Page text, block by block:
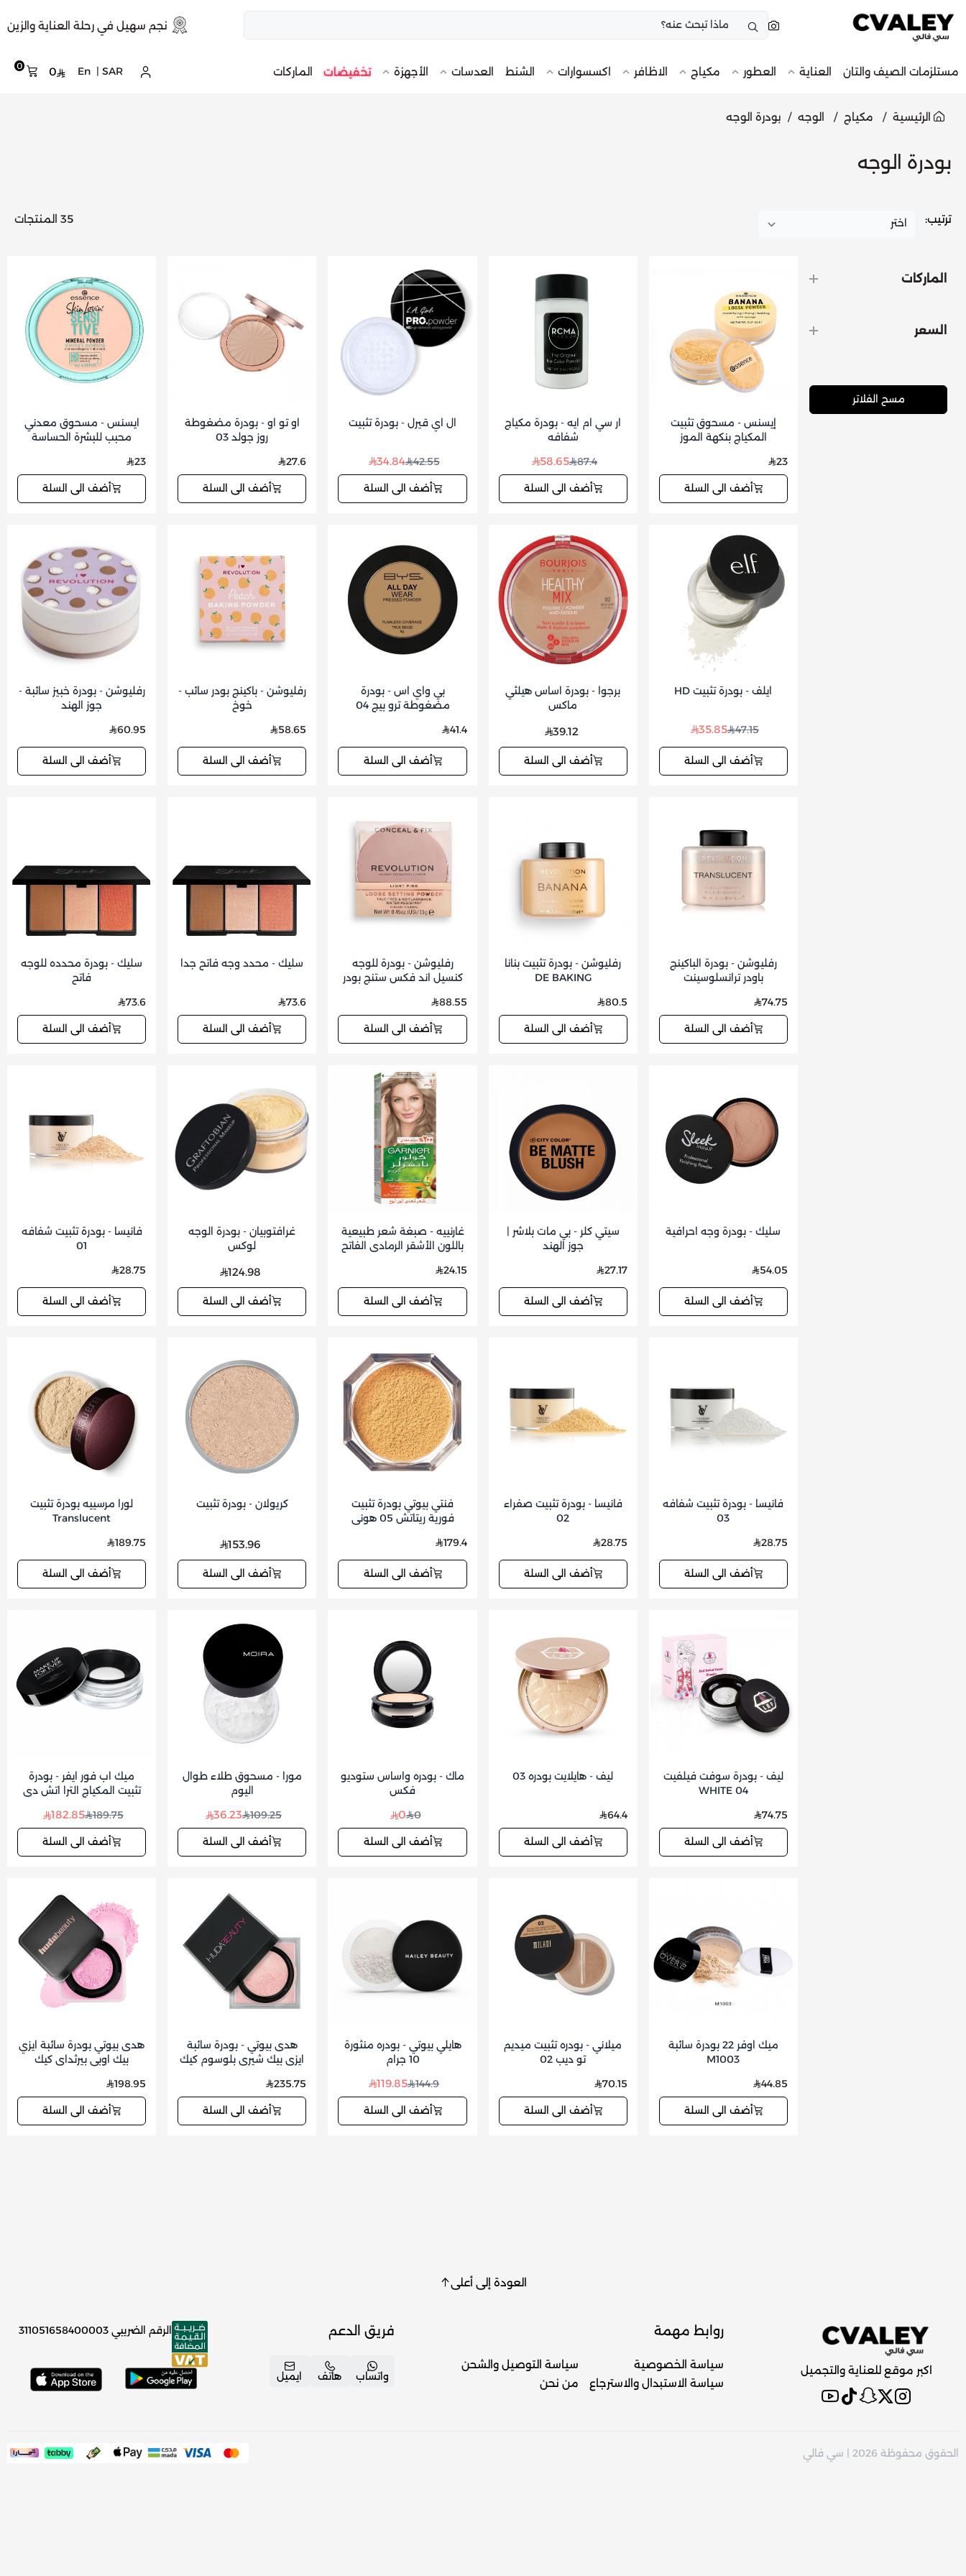
نجم سهيل في رحلة العناية والزين
مستلزمات الصيف والتان العناية العطور مكياج الاظافر اكسسوارات الشنط العدسات الأجهزة تخفيضات الماركات 0 0 En SAR
الرئيسية مكياج الوجه بودرة الوجه
بودرة الوجه
ترتيب: 35 المنتجات
الماركات
السعر
مسح الفلاتر
إيسنس - مسحوق تثبيت
المكياج بنكهة الموز
23
أضف الى السلة
ار سي ام ايه - بودرة مكياج
شفافه
87.4
58.65
أضف الى السلة
ال اي قيرل - بودرة تثبيت
42.55
34.84
أضف الى السلة
او تو او - بودرة مضغوطة
روز جولد 03
27.6
أضف الى السلة
ايسنس - مسحوق معدني
محبب للبشرة الحساسة
23
أضف الى السلة
ايلف - بودرة تثبيت HD
47.15
35.85
أضف الى السلة
برجوا - بودرة اساس هيلثي
ماكس
39.12
أضف الى السلة
بي واي اس - بودرة
مضغوطة ترو بيج 04
41.4
أضف الى السلة
رفليوشن - باكينج بودر سائب -
خوخ
58.65
أضف الى السلة
رفليوشن - بودرة خبيز سائبة -
جوز الهند
60.95
أضف الى السلة
رفليوشن - بودرة الباكينج
باودر ترانسلوسينت
74.75
أضف الى السلة
رفليوشن - بودرة تثبيت بنانا
DE BAKING
80.5
أضف الى السلة
رفليوشن - بودرة للوجه
كنسيل اند فكس ستنج بودر
88.55
أضف الى السلة
سليك - محدد وجه فاتح جدا
73.6
أضف الى السلة
سليك - بودرة محدده للوجه
فاتح
73.6
أضف الى السلة
سليك - بودرة وجه احرافية
54.05
أضف الى السلة
سيتي كلر - بي مات بلاشر |
جوز الهند
27.17
أضف الى السلة
غارنييه - صبغة شعر طبيعية
باللون الأشقر الرمادي الفاتح
24.15
أضف الى السلة
غرافتوبيان - بودرة الوجه
لوكس
124.98
أضف الى السلة
فانيسا - بودرة تثبيت شفافه
01
28.75
أضف الى السلة
فانيسا - بودرة تثبيت شفافه
03
28.75
أضف الى السلة
فانيسا - بودرة تثبيت صفراء
02
28.75
أضف الى السلة
فنتي بيوتي بودرة تثبيت
فورية ريتاتش 05 هوني
179.4
أضف الى السلة
كريولان - بودرة تثبيت
153.96
أضف الى السلة
لورا مرسييه بودرة تثبيت
Translucent
189.75
أضف الى السلة
ليف - بودرة سوفت فيلفيت
04 WHITE
74.75
أضف الى السلة
ليف - هايلايت بودره 03
64.4
أضف الى السلة
ماك - بودره واساس ستوديو
فكس
0
0
أضف الى السلة
مورا - مسحوق طلاء طوال
اليوم
109.25
36.23
أضف الى السلة
ميك اب فور ايفر - بودرة
تثبيت المكياج الترا اتش دي
189.75
182.85
أضف الى السلة
ميك اوفر 22 بودرة سائبة
M1003
44.85
أضف الى السلة
ميلاني - بودره تثبيت ميديم
تو ديب 02
70.15
أضف الى السلة
هايلي بيوتي - بودره منثورة
10 جرام
144.9
119.85
أضف الى السلة
هدى بيوتي - بودرة سائبة
ايزي بيك شيري بلوسوم كيك
235.75
أضف الى السلة
هدى بيوتي بودرة سائبة ايزي
بيك اوبي بيرثداي كيك
198.95
أضف الى السلة
العودة إلى أعلى
اكبر موقع للعناية والتجميل
روابط مهمة
سياسة الخصوصية
سياسة الاستبدال والاسترجاع
سياسة التوصيل والشحن
من نحن
فريق الدعم
واتساب هاتف ايميل
الرقم الضريبي 311051658400003
الحقوق محفوظة 2026 | سي فالي